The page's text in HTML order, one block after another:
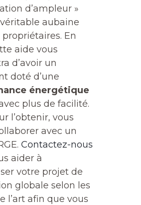
d’ampleur »
aubaine
En
aide vous
d’avoir un
doté d’une
énergétique
plus de facilité.
l’obtenir, vous
avec un
Contactez-nous
aider à
votre projet de
globale selon les
l’art afin que vous